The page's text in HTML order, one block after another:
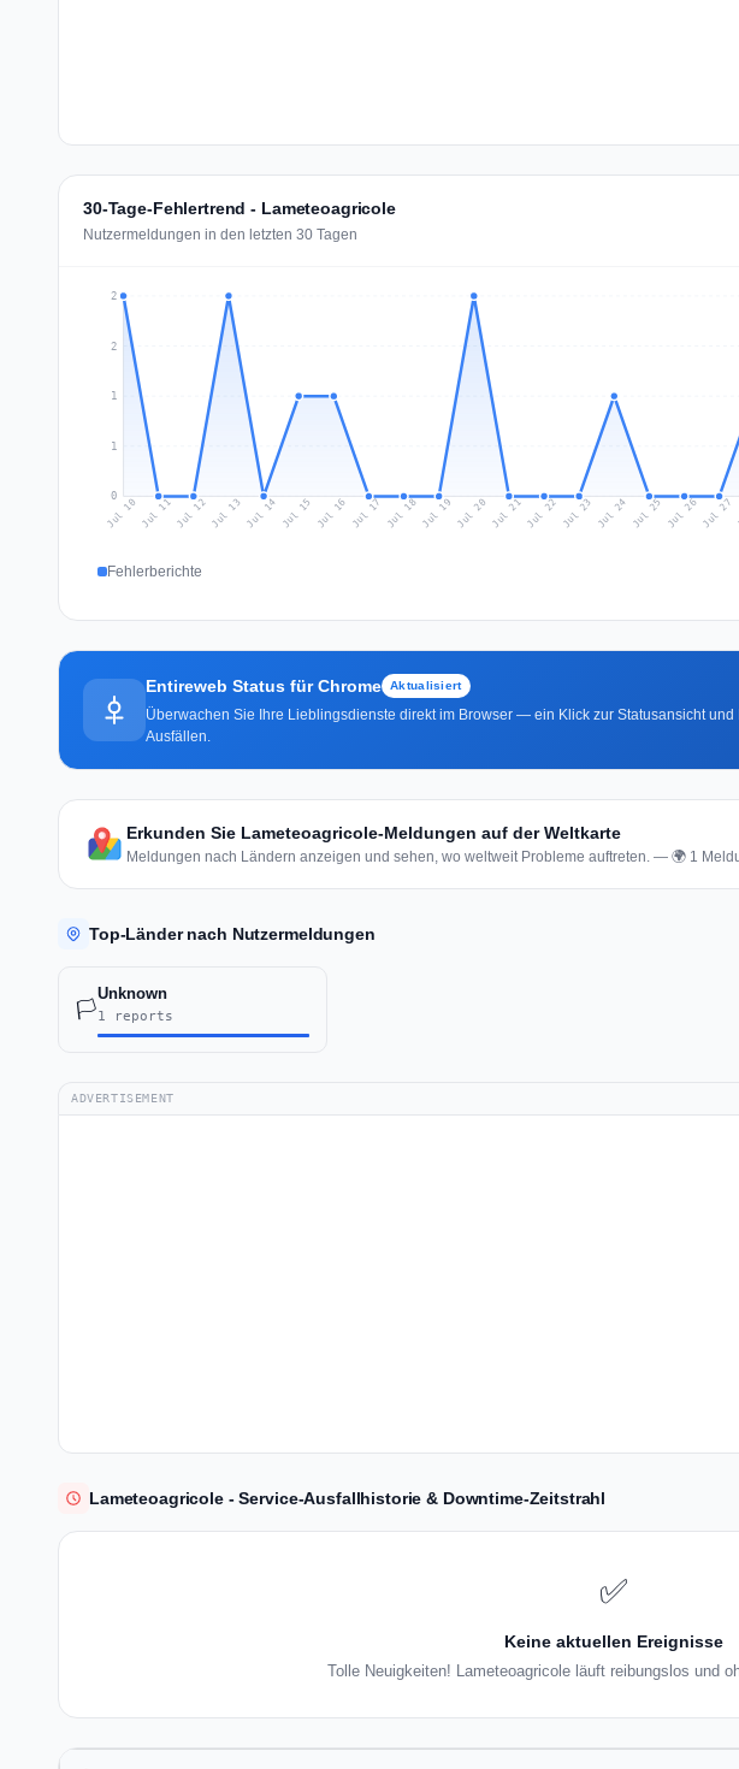
30-Tage-Fehlertrend - Lameteoagricole
Nutzermeldungen in den letzten 30 Tagen
0
1
1
2
2
Jul 10 Jul 11Jul 12Jul 13 Jul 14 Jul 15 Jul 16 Jul 17 Jul 18Jul 19 Jul 20 Jul 21Jul 22 Jul 23 Jul 24 Jul 25 Jul 26Jul 27
Fehlerberichte
Entireweb Status für Chrome Aktualisiert
Überwachen Sie Ihre Lieblingsdienste direkt im Browser — ein Klick zur Statusansicht und
Ausfällen.
Erkunden Sie Lameteoagricole-Meldungen auf der Weltkarte
Meldungen nach Ländern anzeigen und sehen, wo weltweit Probleme auftreten. — 🌍 1
Top-Länder nach Nutzermeldungen
🏳️
Unknown
1 reports
ADVERTISEMENT
Lameteoagricole - Service-Ausfallhistorie & Downtime-Zeitstrahl
✅
Keine aktuellen Ereignisse
Tolle Neuigkeiten! Lameteoagricole läuft reibungslos und